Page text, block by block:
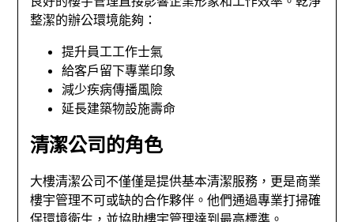
整潔的辦公環境能夠：
提升員工工作士氣
給客戶留下專業印象
減少疾病傳播風險
延長建築物設施壽命
清潔公司的角色
大樓清潔公司不僅僅是提供基本清潔服務，更是商業
樓宇管理不可或缺的合作夥伴。他們通過專業打掃確
保環境衛生，並協助樓宇管理達到最高標準。